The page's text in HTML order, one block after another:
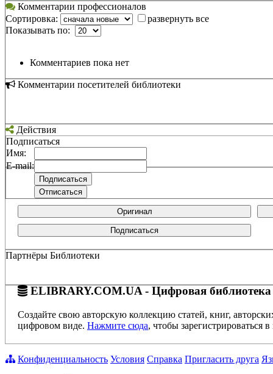
Комментарии профессионалов
Сортировка:
развернуть все
Показывать по:
Комментариев пока нет
Комментарии посетителей библиотеки
Действия
Подписаться
Имя:
E-mail:
Оригинал
Подписаться
Партнёры Библиотеки
ELIBRARY.COM.UA - Цифровая библиотека
Создайте свою авторскую коллекцию статей, книг,
цифровом виде. Нажмите сюда, чтобы зарегистрироваться в
Конфиденциальность Условия Справка Пригласить друга